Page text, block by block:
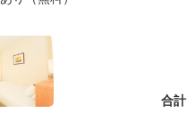
合計